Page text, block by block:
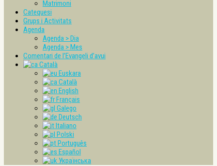
Matrimoni
Catequesi
Grups i Activitats
Agenda
Agenda > Dia
Agenda > Mes
Comentari de l’Evangeli d’avui
Català
Euskara
Català
English
Français
Galego
Deutsch
Italiano
Polski
Português
Español
Українська